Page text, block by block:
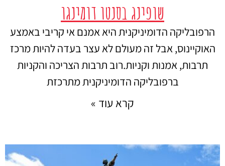
שופינג בסנטו דומינגו
הרפובליקה הדומיניקנית היא אמנם אי קריבי באמצע
האוקיינוס, אבל זה מעולם לא עצר בעדה להיות מרכז
תרבות, אמנות וקניות.רוב תרבות הצריכה והקניות
ברפובליקה הדומיניקנית מתרכזת
קרא עוד »